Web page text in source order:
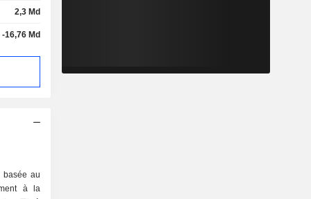
2,3 Md
-16,76 Md
basée au
à la